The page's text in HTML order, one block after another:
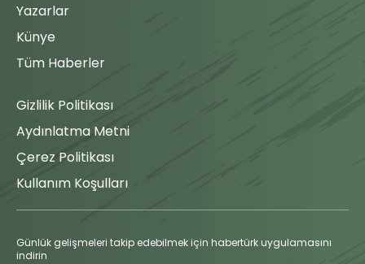
Yazarlar
Künye
Tüm Haberler
Gizlilik Politikası
Aydınlatma Metni
Çerez Politikası
Kullanım Koşulları
Günlük gelişmeleri takip edebilmek için habertürk uygulamasını
indirin